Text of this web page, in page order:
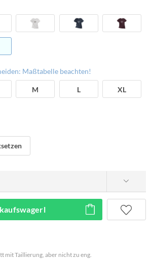
Maßtabelle beachten!
M L XL
mit Taillierung, aber nicht zu eng.